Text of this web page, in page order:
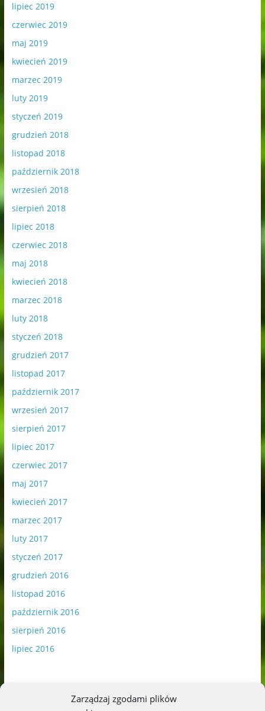
Zarządzaj zgodami plików
lipiec 2019
czerwiec 2019
maj 2019
kwiecień 2019
marzec 2019
luty 2019
styczeń 2019
grudzień 2018
listopad 2018
październik 2018
wrzesień 2018
sierpień 2018
lipiec 2018
czerwiec 2018
maj 2018
kwiecień 2018
marzec 2018
luty 2018
styczeń 2018
grudzień 2017
listopad 2017
październik 2017
wrzesień 2017
sierpień 2017
lipiec 2017
czerwiec 2017
maj 2017
kwiecień 2017
marzec 2017
luty 2017
styczeń 2017
grudzień 2016
listopad 2016
październik 2016
sierpień 2016
lipiec 2016